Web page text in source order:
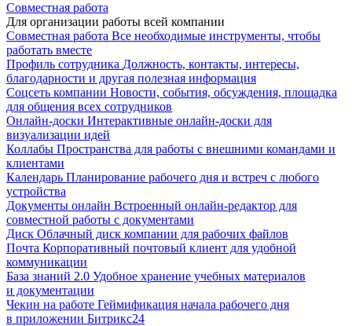
Совместная работа
Для организации работы всей компании
Совместная работа Все необходимые инструменты, чтобы
работать вместе
Профиль сотрудника Должность, контакты, интересы,
благодарности и другая полезная информация
Соцсеть компании Новости, события, обсуждения, площадка
для общения всех сотрудников
Онлайн-доски Интерактивные онлайн-доски для
визуализации идей
Коллабы Пространства для работы с внешними командами и
клиентами
Календарь Планирование рабочего дня и встреч с любого
устройства
Документы онлайн Встроенный онлайн-редактор для
совместной работы с документами
Диск Облачный диск компании для рабочих файлов
Почта Корпоративный почтовый клиент для удобной
коммуникации
База знаний 2.0 Удобное хранение учебных материалов
и документации
Чекин на работе Геймификация начала рабочего дня
в приложении Битрикс24